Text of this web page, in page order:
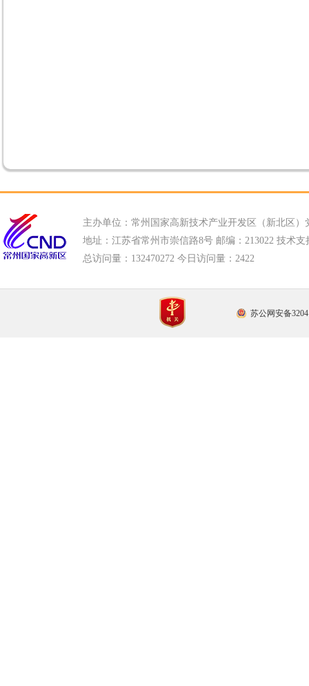
主办单位：常州国家高新技术产业开发区（新北区）
地址：江苏省常州市崇信路8号 邮编：213022 技术支
总访问量： 132470272 今日访问量： 2422
苏公网安备